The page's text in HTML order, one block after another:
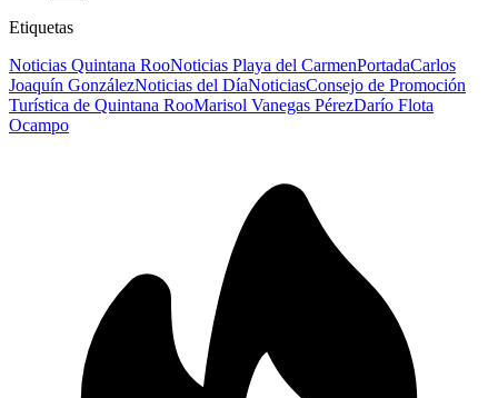
Etiquetas
Noticias Quintana RooNoticias Playa del CarmenPortadaCarlos
Joaquín GonzálezNoticias del DíaNoticiasConsejo de Promoción
Turística de Quintana RooMarisol Vanegas PérezDarío Flota
Ocampo